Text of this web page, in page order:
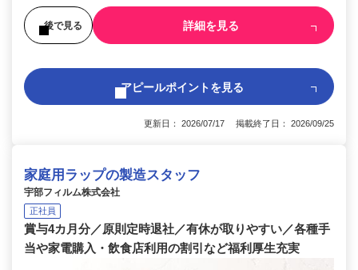
後で見る 詳細を見る
アピールポイントを見る
更新日： 2026/07/17 掲載終了日： 2026/09/25
家庭用ラップの製造スタッフ
宇部フィルム株式会社
正社員
賞与4カ月分／原則定時退社／有休が取りやすい／各種手
当や家電購入・飲食店利用の割引など福利厚生充実